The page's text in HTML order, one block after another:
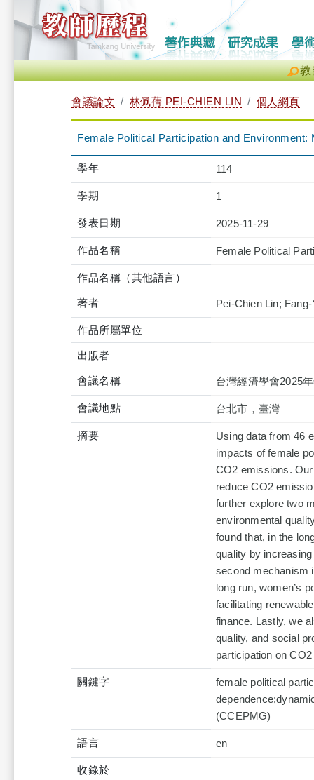
教
會議論文 林佩蒨 PEI-CHIEN LIN 個人網頁
Female Political Participation and
學年 114
學期 1
發表日期 2025-11-29
作品名稱 Female Political
作品名稱（其他語言）
著者 Pei-Chien Lin;
作品所屬單位
出版者
會議名稱 台灣經濟學會2025
會議地點 台北市，臺灣
摘要
Using data from 46
impacts of female
CO2 emissions.
reduce CO2
further explore two
environmental
found that, in the
quality by
second mechanism
long run, women’s
facilitating
finance. Lastly, we
quality, and social
participation on
關鍵字
female political
(CCEPMG)
語言 en
收錄於